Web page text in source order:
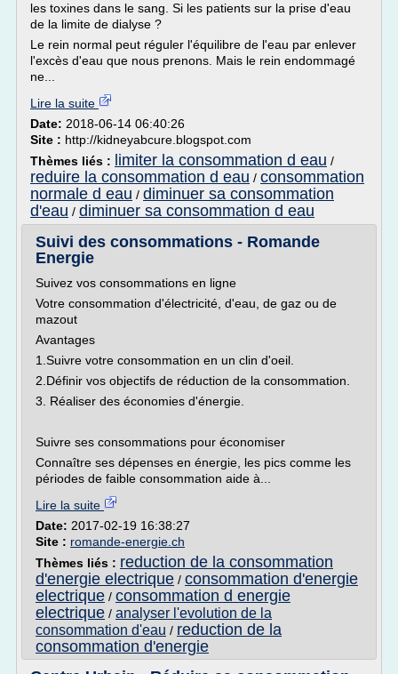
les toxines dans le sang. Si les patients sur la prise d'eau
de la limite de dialyse ?
Le rein normal peut réguler l'équilibre de l'eau par enlever
l'excès d'eau que nous prenons. Mais le rein endommagé
ne...
Lire la suite
Date: 2018-06-14 06:40:26
Site : http://kidneyabcure.blogspot.com
Thèmes liés :
limiter la consommation d eau /
reduire la consommation d eau / consommation
normale d eau / diminuer sa consommation
d'eau / diminuer sa consommation d eau
Suivi des consommations - Romande
Energie
Suivez vos consommations en ligne
Votre consommation d'électricité, d'eau, de gaz ou de
mazout
Avantages
1.Suivre votre consommation en un clin d'oeil.
2.Définir vos objectifs de réduction de la consommation.
3. Réaliser des économies d'énergie.
Suivre ses consommations pour économiser
Connaître ses dépenses en énergie, les pics comme les
périodes de faible consommation aide à...
Lire la suite
Date: 2017-02-19 16:38:27
Site : romande-energie.ch
Thèmes liés : reduction de la consommation
d'energie electrique / consommation d'energie
electrique / consommation d energie
electrique / analyser l'evolution de la
consommation d'eau / reduction de la
consommation d'energie